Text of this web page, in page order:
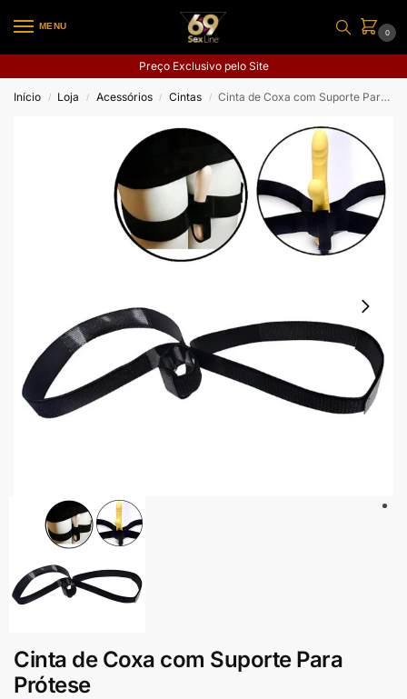
MENU
0
Preço Exclusivo pelo Site
Início / Loja / Acessórios / Cintas / Cinta de Coxa com Suporte Para Prótese
Cinta de Coxa com Suporte Para
Prótese